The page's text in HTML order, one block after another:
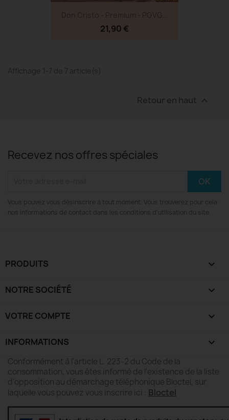
Don Cristo - Premium - PGVG...
21,90 €
Affichage 1-7 de 7 article(s)
Retour en haut 
Recevez nos offres spéciales
Vous pouvez vous désinscrire à tout moment. Vous trouverez pour cela
nos informations de contact dans les conditions d'utilisation du site.
PRODUITS 
NOTRE SOCIÉTÉ 
VOTRE COMPTE 
INFORMATIONS keyboard_arrow_down
Conformément à l'article L. 223-2 du Code de la
consommation, vous êtes informé de l'existence de la liste
d'opposition au démarchage téléphonique Bloctel, sur
laquelle vous pouvez vous inscrire ici : Bloctel